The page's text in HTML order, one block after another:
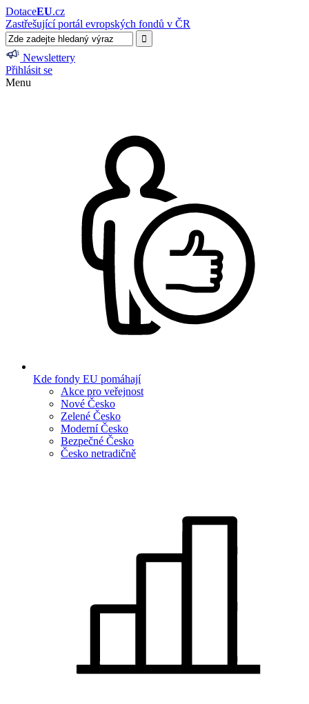
DotaceEU.cz
Zastřešující portál evropských fondů v ČR
Newslettery
Přihlásit se
Menu
Kde fondy EU pomáhají
Akce pro veřejnost
Nové Česko
Zelené Česko
Moderní Česko
Bezpečné Česko
Česko netradičně